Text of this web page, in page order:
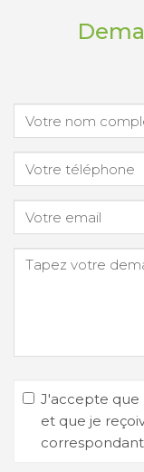
J'accepte que
et que je